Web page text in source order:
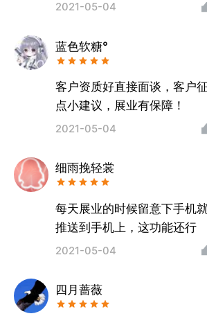
2021-05-04
蓝色软糖°
客户资质好直接面谈，客户
点小建议，展业有保障！
2021-05-04
细雨挽轻裳
每天展业的时候留意下手机
推送到手机上，这功能还行
2021-05-04
四月蔷薇